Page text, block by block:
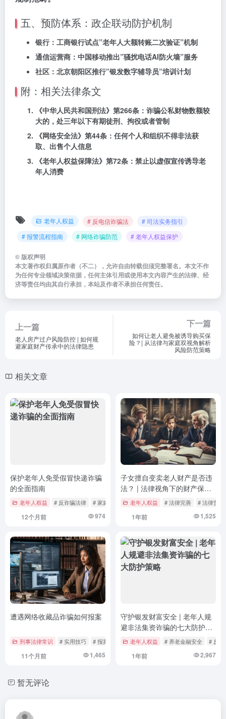
五、预防体系：政企联动防护机制
银行：工商银行试点”老年人大额转账二次验证”机制
通信运营商：中国移动推出”骚扰电话AI防火墙”服务
社区：北京朝阳区推行”银发数字辅导员”培训计划
附：相关法律条文
《中华人民共和国刑法》第266条：诈骗公私财物数额较
大的，处三年以下有期徒刑、拘役或者管制
《网络安全法》第44条：任何个人和组织不得非法获
取、出售个人信息
《老年人权益保障法》第72条：禁止以虚假宣传诱导老
年人消费
老年人权益 # 反电信诈骗法
# 司法实务指引
# 报警流程指南
# 网络诈骗防范 # 老年人权益保护
©版权声明
本文著作权归属原作者（不二），允许自由转载但须完整署名。本文不作
为任何专业领域决策依据，任何主体引用或使用本文内容产生的法律、经
济等责任均由其自行承担，本站及作者不承担任何责任。
上一篇
老人房产过户风险防控 | 如何规
避家庭财产传承中的法律隐患
下一篇
如何让老人避免被诱导购买保
险？| 从法律与家庭双视角解析
风险防范策略
相关文章
保护老年人免受假冒快递诈骗
的全面指南
老年人权益 # 反诈骗法律 # 家庭保护 # 快递安全
12个月前 974
子女擅自变卖老人财产是否违
法？ | 法律视角下的财产保护
与责任分析
老年人权益 # 法律完善 # 法律责任
1年前 1,525
遭遇网络收藏品诈骗如何报案
刑事法律常识 # 实用技巧 # 报案指南 # 法律维权
11个月前 1,465
守护银发财富安全 | 老年人规
避非法集资诈骗的七大防护策
略 老年人权益 # 养老金融安全 # 反诈
1年前 2,967
暂无评论